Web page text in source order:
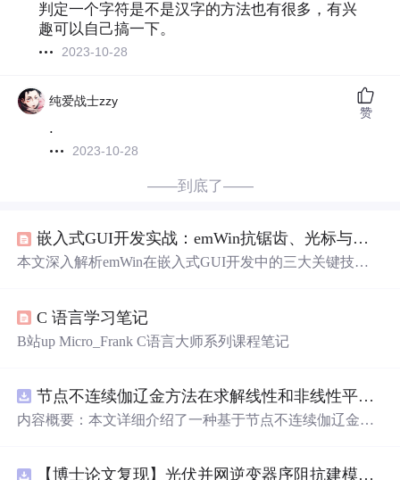
判定一个字符是不是汉字的方法也有很多，有兴
趣可以自己搞一下。
2023-10-28
纯爱战士zzy
.
2023-10-28
赞
——到底了——
嵌入式GUI开发实战：emWin抗锯齿、光标与多语言技术详解
本文深入解析emWin在嵌入式GUI开发中的三大关键技
理）以及多语言支持（UTF-8编码、U2C工具链、双向文
本处理）。内容覆盖原理、API实践、性能权衡与典型问
C 语言学习笔记
B站up Micro_Frank C语言大师系列课程笔记
节点不连续伽辽金方法在求解线性和非线性平流方程中的一维实现（Matlab代码实现）
内容概要：本文详细介绍了一种基于节点不连续伽辽金方
B代码实现。该方法在处理偏微分方程特别是具有间断解【博士论文复现】光伏并网逆变器序阻抗建模、扫频辨识与弱电网交互稳定性分析【阻抗建模、验证扫频法】（Matlab代码、Simulink仿真实现）